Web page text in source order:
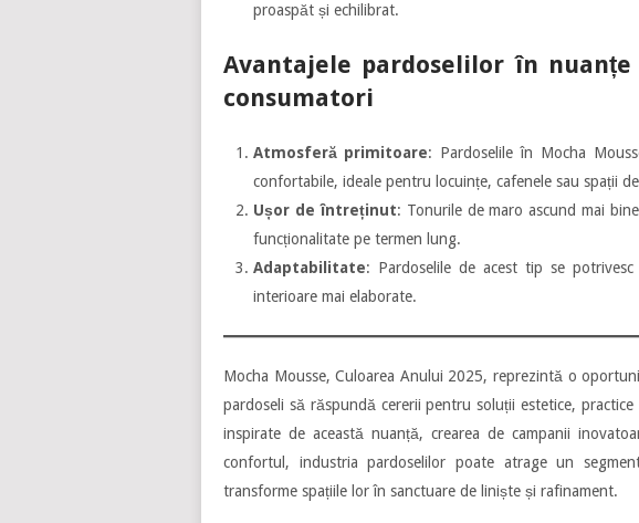
proaspăt și echilibrat.
Avantajele pardoselilor în nuanțe
consumatori
Atmosferă primitoare: Pardoselile în Mocha
confortabile, ideale pentru locuințe, cafenele sau spații
Ușor de întreținut: Tonurile de maro ascund mai
funcționalitate pe termen lung.
Adaptabilitate: Pardoselile de acest tip se
interioare mai elaborate.
Mocha Mousse, Culoarea Anului 2025, reprezintă o
pardoseli să răspundă cererii pentru soluții estetice,
inspirate de această nuanță, crearea de campanii
confortul, industria pardoselilor poate atrage un
transforme spațiile lor în sanctuare de liniște și rafinament.